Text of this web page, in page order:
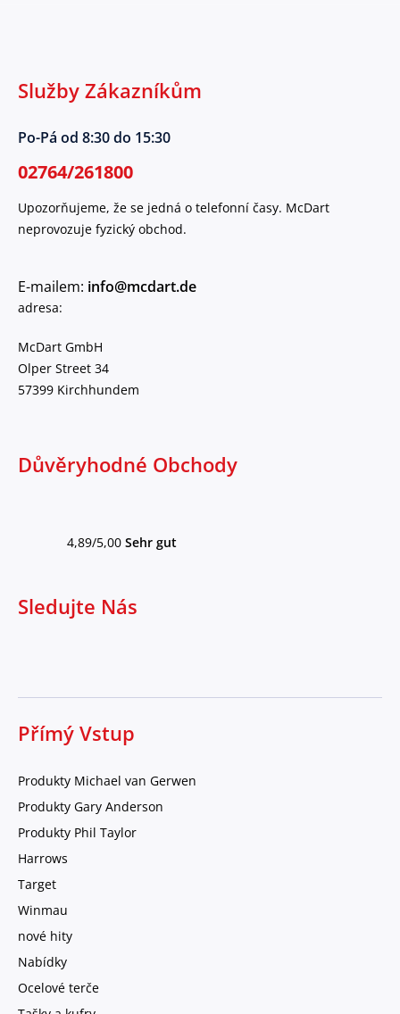
Služby Zákazníkům
Po-Pá od 8:30 do 15:30
02764/261800
Upozorňujeme, že se jedná o telefonní časy. McDart
neprovozuje fyzický obchod.
E-mailem: info@mcdart.de
adresa:
McDart GmbH
Olper Street 34
57399 Kirchhundem
Důvěryhodné Obchody
4,89/5,00 Sehr gut
Sledujte Nás
Přímý Vstup
Produkty Michael van Gerwen
Produkty Gary Anderson
Produkty Phil Taylor
Harrows
Target
Winmau
nové hity
Nabídky
Ocelové terče